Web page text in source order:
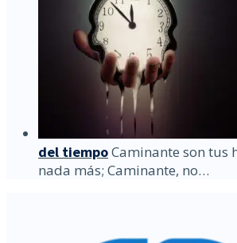
del tiempoCaminante son tus
nada más; Caminante, no…